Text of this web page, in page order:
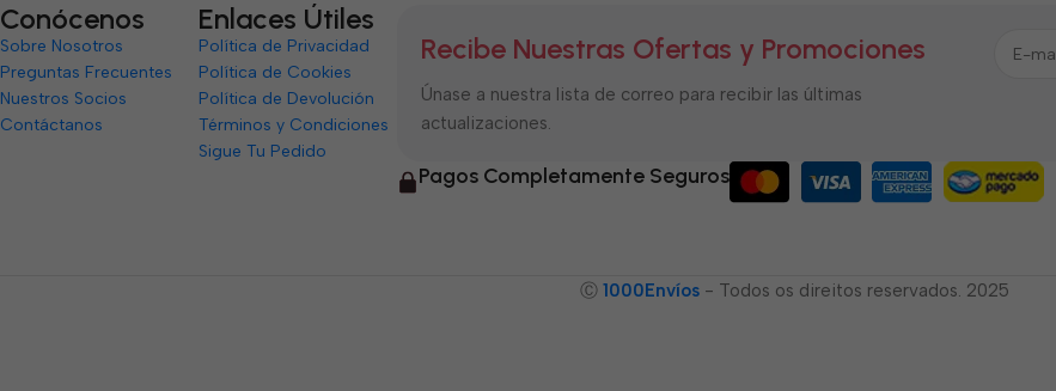
Conócenos
Sobre Nosotros
Preguntas Frecuentes
Nuestros Socios
Contáctanos
Enlaces Útiles
Política de Privacidad
Política de Cookies
Política de Devolución
Términos y Condiciones
Sigue Tu Pedido
Recibe Nuestras Ofertas y Promociones
Únase a nuestra lista de correo para recibir las últimas
actualizaciones.
Pagos Completamente Seguros
Ⓒ 1000Envíos - Todos os direitos reservados. 2025